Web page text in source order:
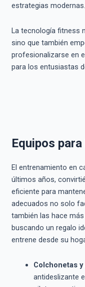
estrategias modernas.
La tecnología fitness
sino que también
profesionalizarse en
para los entusiastas
Equipos
El entrenamiento en
últimos años,
eficiente para
adecuados no solo
también las hace
buscando un regalo
entrene desde su
Colchonetas
antideslizante